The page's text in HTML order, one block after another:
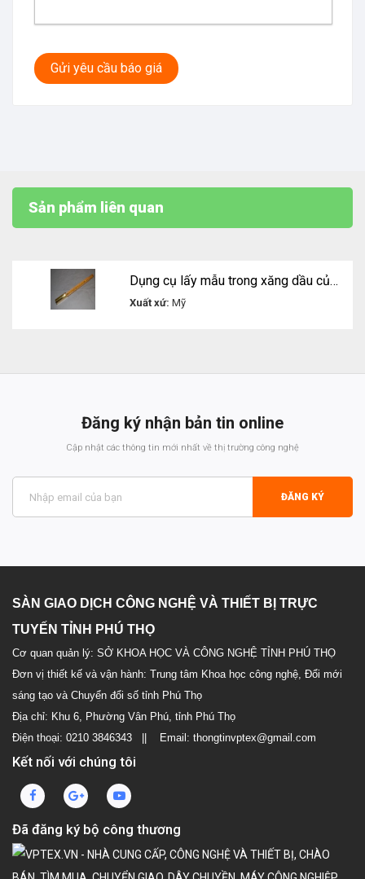
Gửi yêu cầu báo giá
Sản phẩm liên quan
Dụng cụ lấy mẫu trong xăng dầu của Kessler
Xuất xứ: Mỹ
Đăng ký nhận bản tin online
Cập nhật các thông tin mới nhất về thị trường công nghệ
ĐĂNG KÝ
SÀN GIAO DỊCH CÔNG NGHỆ VÀ THIẾT BỊ TRỰC
TUYẾN TỈNH PHÚ THỌ
Cơ quan quản lý: SỞ KHOA HỌC VÀ CÔNG NGHỆ TỈNH PHÚ THỌ
Đơn vị thiết kế và vận hành: Trung tâm Khoa học công nghệ, Đổi mới
sáng tạo và Chuyển đổi số tỉnh Phú Thọ
Địa chỉ: Khu 6, Phường Vân Phú, tỉnh Phú Thọ
Điện thoại: 0210 3846343 || Email: thongtinvptex@gmail.com
Kết nối với chúng tôi
Đã đăng ký bộ công thương